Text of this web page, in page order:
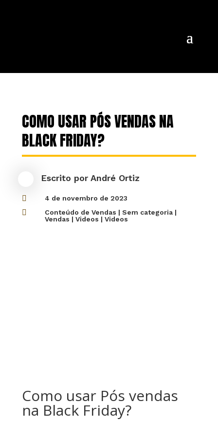
COMO USAR PÓS VENDAS NA
BLACK FRIDAY?
Escrito por André Ortiz
 4 de novembro de 2023
 Conteúdo de Vendas | Sem categoria|
Vendas | Videos | Videos
Como usar Pós vendas
na Black Friday?